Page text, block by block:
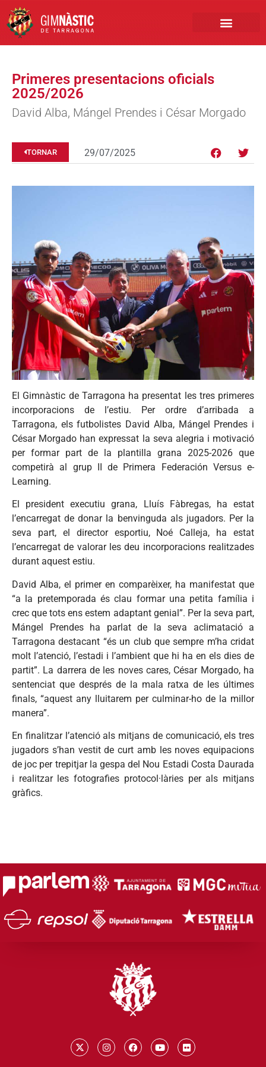
Primeres presentacions oficials
2025/2026
David Alba, Mángel Prendes i César Morgado
TORNAR 29/07/2025
El Gimnàstic de Tarragona ha presentat les tres primeres
incorporacions de l’estiu. Per ordre d’arribada a
Tarragona, els futbolistes David Alba, Mángel Prendes i
César Morgado han expressat la seva alegria i motivació
per formar part de la plantilla grana 2025-2026 que
competirà al grup II de Primera Federación Versus e-
Learning.
El president executiu grana, Lluís Fàbregas, ha estat
l’encarregat de donar la benvinguda als jugadors. Per la
seva part, el director esportiu, Noé Calleja, ha estat
l’encarregat de valorar les deu incorporacions realitzades
durant aquest estiu.
David Alba, el primer en comparèixer, ha manifestat que
“a la pretemporada és clau formar una petita família i
crec que tots ens estem adaptant genial”. Per la seva part,
Mángel Prendes ha parlat de la seva aclimatació a
Tarragona destacant “és un club que sempre m’ha cridat
molt l’atenció, l’estadi i l’ambient que hi ha en els dies de
partit”. La darrera de les noves cares, César Morgado, ha
sentenciat que després de la mala ratxa de les últimes
finals, “aquest any lluitarem per culminar-ho de la millor
manera”.
En finalitzar l’atenció als mitjans de comunicació, els tres
jugadors s’han vestit de curt amb les noves equipacions
de joc per trepitjar la gespa del Nou Estadi Costa Daurada
i realitzar les fotografies protocol·làries per als mitjans
gràfics.